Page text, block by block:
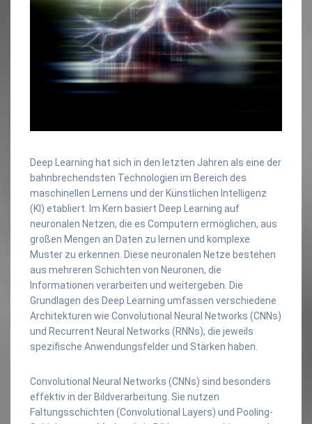
Deep Learning hat sich in den letzten Jahren als eine der
bahnbrechendsten Technologien im Bereich des
maschinellen Lernens und der Künstlichen Intelligenz
(KI) etabliert. Im Kern basiert Deep Learning auf
neuronalen Netzen, die es Computern ermöglichen, aus
großen Mengen an Daten zu lernen und komplexe
Muster zu erkennen. Diese neuronalen Netze bestehen
aus mehreren Schichten von Neuronen, die
Informationen verarbeiten und weitergeben. Die
Grundlagen des Deep Learning umfassen verschiedene
Architekturen wie Convolutional Neural Networks (CNNs)
und Recurrent Neural Networks (RNNs), die jeweils
spezifische Anwendungsfelder und Stärken haben.
Convolutional Neural Networks (CNNs) sind besonders
effektiv in der Bildverarbeitung. Sie nutzen
Faltungsschichten (Convolutional Layers) und Pooling-